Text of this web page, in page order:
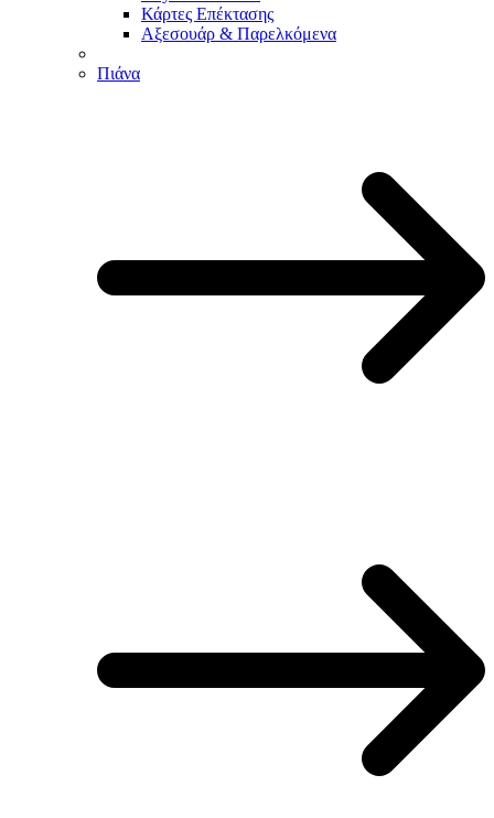
Κάρτες Επέκτασης
Αξεσουάρ & Παρελκόμενα
Πιάνα